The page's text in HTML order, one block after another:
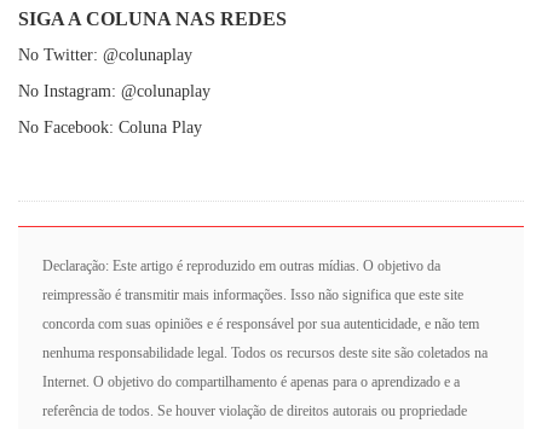
SIGA A COLUNA NAS REDES
No Twitter: @colunaplay
No Instagram: @colunaplay
No Facebook: Coluna Play
Declaração: Este artigo é reproduzido em outras mídias. O objetivo da
reimpressão é transmitir mais informações. Isso não significa que este site
concorda com suas opiniões e é responsável por sua autenticidade, e não tem
nenhuma responsabilidade legal. Todos os recursos deste site são coletados na
Internet. O objetivo do compartilhamento é apenas para o aprendizado e a
referência de todos. Se houver violação de direitos autorais ou propriedade